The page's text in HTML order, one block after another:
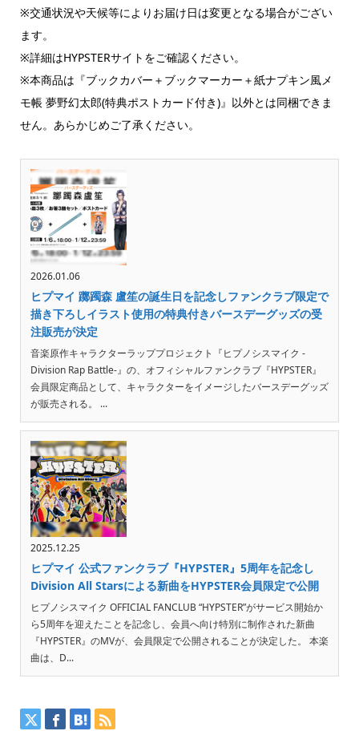
※交通状況や天候等によりお届け日は変更となる場合がござい
ます。
※詳細はHYPSTERサイトをご確認ください。
※本商品は『ブックカバー＋ブックマーカー＋紙ナプキン風メ
モ帳 夢野幻太郎(特典ポストカード付き)』以外とは同梱できま
せん。あらかじめご了承ください。
2026.01.06
ヒプマイ 躑躅森 盧笙の誕生日を記念しファンクラブ限定で
描き下ろしイラスト使用の特典付きバースデーグッズの受
注販売が決定
音楽原作キャラクターラッププロジェクト『ヒプノシスマイク -
Division Rap Battle-』の、オフィシャルファンクラブ『HYPSTER』
会員限定商品として、キャラクターをイメージしたバースデーグッズ
が販売される。 ...
2025.12.25
ヒプマイ 公式ファンクラブ『HYPSTER』5周年を記念し
Division All Starsによる新曲をHYPSTER会員限定で公開
ヒプノシスマイク OFFICIAL FANCLUB “HYPSTER”がサービス開始か
ら5周年を迎えたことを記念し、会員へ向け特別に制作された新曲
『HYPSTER』のMVが、会員限定で公開されることが決定した。 本楽
曲は、D...